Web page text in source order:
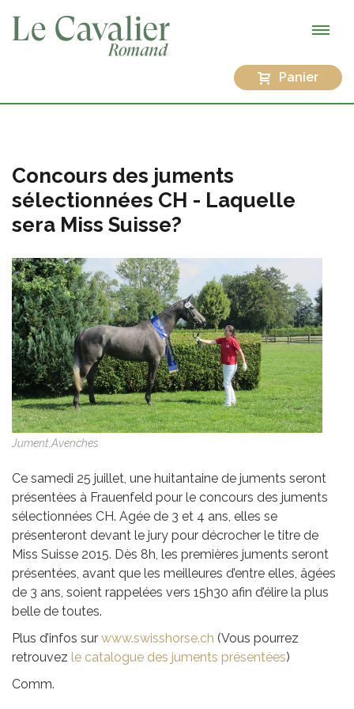
Panier
Concours des juments
sélectionnées CH - Laquelle
sera Miss Suisse?
Jument,Avenches
Ce samedi 25 juillet, une huitantaine de juments seront
présentées à Frauenfeld pour le concours des juments
sélectionnées CH. Agée de 3 et 4 ans, elles se
présenteront devant le jury pour décrocher le titre de
Miss Suisse 2015. Dès 8h, les premières juments seront
présentées, avant que les meilleures d’entre elles, âgées
de 3 ans, soient rappelées vers 15h30 afin d’élire la plus
belle de toutes.
Plus d’infos sur www.swisshorse.ch (Vous pourrez
retrouvez le catalogue des juments présentées)
Comm.